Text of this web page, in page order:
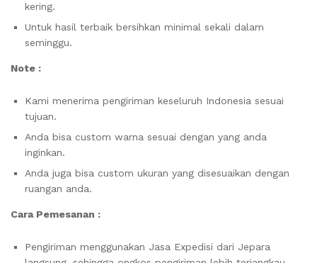
kering.
Untuk hasil terbaik bersihkan minimal sekali dalam
seminggu.
Note :
Kami menerima pengiriman keseluruh Indonesia sesuai
tujuan.
Anda bisa custom warna sesuai dengan yang anda
inginkan.
Anda juga bisa custom ukuran yang disesuaikan dengan
ruangan anda.
Cara Pemesanan :
Pengiriman menggunakan Jasa Expedisi dari Jepara